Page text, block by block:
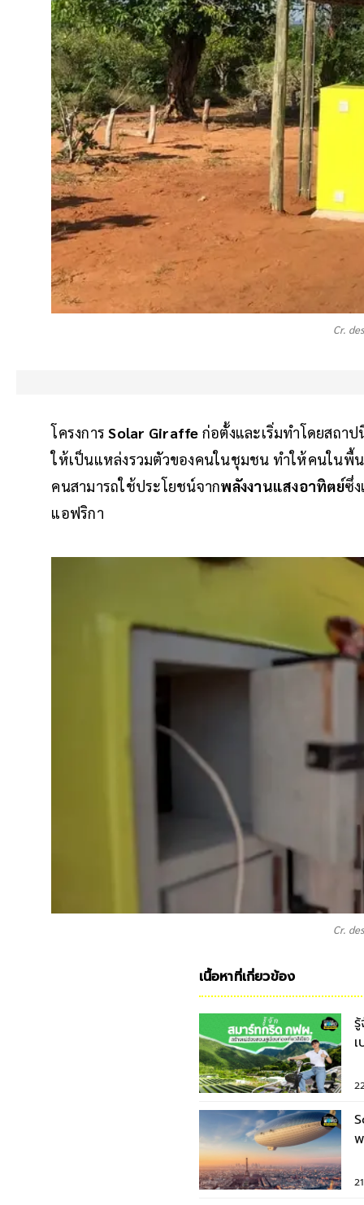
Cr.
โครงการSolar Giraffe ก่อตั้งและเริ่มทำโดยสถาป
ให้เป็นแหล่งรวมตัวของคนในชุมชน ทำให้คนในพื้น
คนสามารถใช้ประโยชน์จากพลังงานแสงอาทิตย์ซึ่
แอฟริกา
Cr.
เนื้อหาที่เกี่ยวข้อง